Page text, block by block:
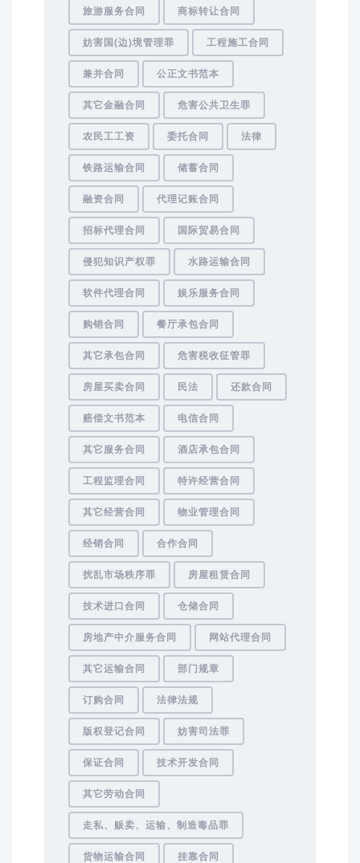
旅游服务合同 商标转让合同
妨害国(边)境管理罪 工程施工合同
兼并合同 公正文书范本
其它金融合同 危害公共卫生罪
农民工工资 委托合同 法律
铁路运输合同 储蓄合同
融资合同 代理记账合同
招标代理合同 国际贸易合同
侵犯知识产权罪 水路运输合同
软件代理合同 娱乐服务合同
购销合同 餐厅承包合同
其它承包合同 危害税收征管罪
房屋买卖合同 民法 还款合同
赔偿文书范本 电信合同
其它服务合同 酒店承包合同
工程监理合同 特许经营合同
其它经营合同 物业管理合同
经销合同 合作合同
扰乱市场秩序罪 房屋租赁合同
技术进口合同 仓储合同
房地产中介服务合同 网站代理合同
其它运输合同 部门规章
订购合同 法律法规
版权登记合同 妨害司法罪
保证合同 技术开发合同
其它劳动合同
走私、贩卖、运输、制造毒品罪
货物运输合同 挂靠合同